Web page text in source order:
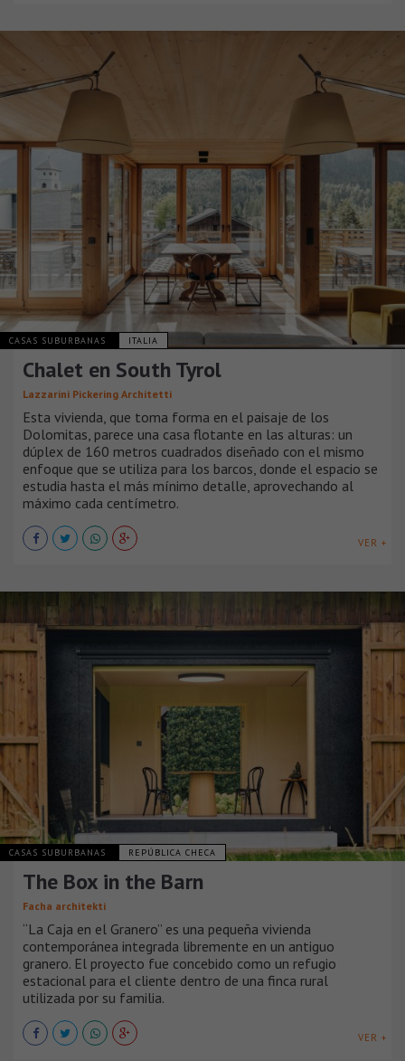
CASAS SUBURBANAS ITALIA
Chalet en South Tyrol
Lazzarini Pickering Architetti
Esta vivienda, que toma forma en el paisaje de los
Dolomitas, parece una casa flotante en las alturas: un
dúplex de 160 metros cuadrados diseñado con el mismo
enfoque que se utiliza para los barcos, donde el espacio se
estudia hasta el más mínimo detalle, aprovechando al
máximo cada centímetro.
VER +
CASAS SUBURBANAS REPÚBLICA CHECA
The Box in the Barn
Facha architekti
“La Caja en el Granero” es una pequeña vivienda
contemporánea integrada libremente en un antiguo
granero. El proyecto fue concebido como un refugio
estacional para el cliente dentro de una finca rural
utilizada por su familia.
VER +